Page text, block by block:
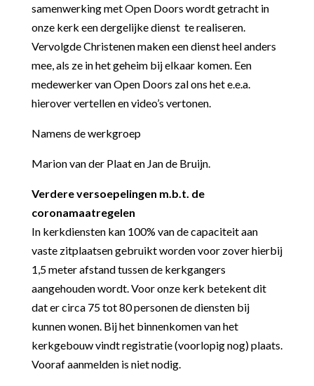
samenwerking met Open Doors wordt getracht in
onze kerk een dergelijke dienst te realiseren.
Vervolgde Christenen maken een dienst heel anders
mee, als ze in het geheim bij elkaar komen. Een
medewerker van Open Doors zal ons het e.e.a.
hierover vertellen en video’s vertonen.
Namens de werkgroep
Marion van der Plaat en Jan de Bruijn.
Verdere versoepelingen m.b.t. de
coronamaatregelen
In kerkdiensten kan 100% van de capaciteit aan
vaste zitplaatsen gebruikt worden voor zover hierbij
1,5 meter afstand tussen de kerkgangers
aangehouden wordt. Voor onze kerk betekent dit
dat er circa 75 tot 80 personen de diensten bij
kunnen wonen. Bij het binnenkomen van het
kerkgebouw vindt registratie (voorlopig nog) plaats.
Vooraf aanmelden is niet nodig.